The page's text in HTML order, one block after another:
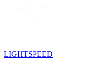
LIGHTSPEED